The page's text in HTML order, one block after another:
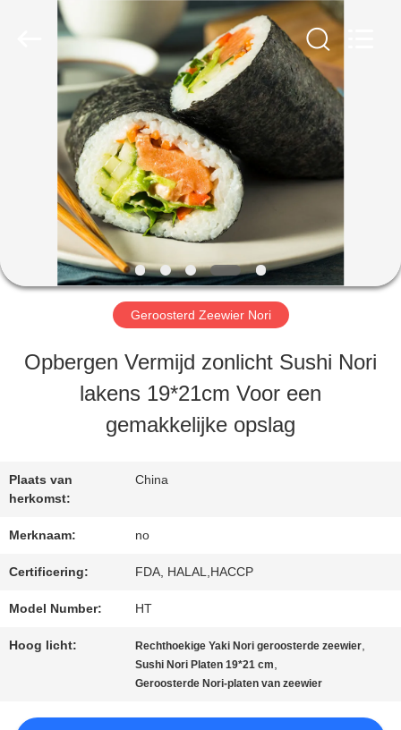
THUIS
PRODUCTEN
OVER
ONS
FABRIEKSTOUR
KWALITEITSCONTROLE
CONTACT
MET
ONS
OP
Geroosterd Zeewier Nori
Opbergen Vermijd zonlicht Sushi Nori
lakens 19*21cm Voor een
gemakkelijke opslag
Plaats van
herkomst:
China
Merknaam: no
Certificering: FDA, HALAL,HACCP
Model Number: HT
Hoog licht: Rechthoekige Yaki Nori geroosterde zeewier,
Sushi Nori Platen 19*21 cm,
Geroosterde Nori-platen van zeewier